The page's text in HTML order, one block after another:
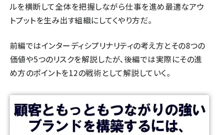
ルを横断して全体を把握しながら仕事を進め最適なアウ
トプットを生み出す組織にしてくやり方だ。
前編ではインターディシプリナリティの考え方とその8つの
価値や5つのリスクを解説したが、後編では実際にその進
め方のポイントを12の戦術として解説していく。